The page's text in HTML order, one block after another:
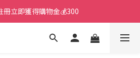
冊立即獲得購物金💰300